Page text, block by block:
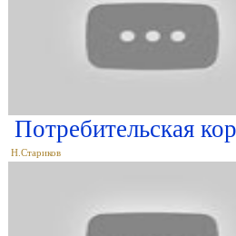
Потребительская
Н.Стариков